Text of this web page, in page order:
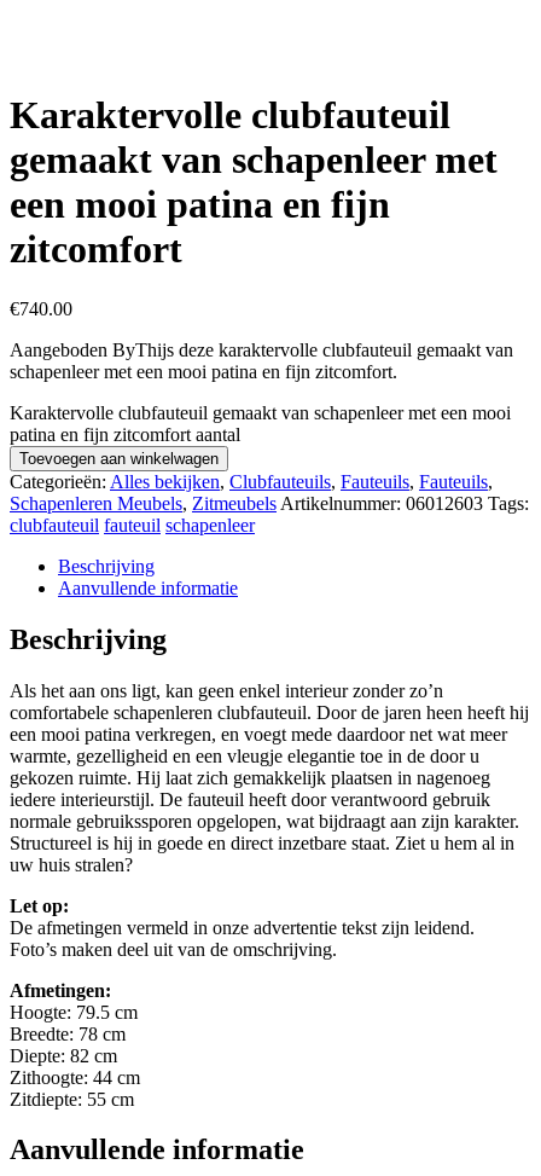
Karaktervolle clubfauteuil
gemaakt van schapenleer met
een mooi patina en fijn
zitcomfort
€740.00
Aangeboden ByThijs deze karaktervolle clubfauteuil gemaakt van
schapenleer met een mooi patina en fijn zitcomfort.
Karaktervolle clubfauteuil gemaakt van schapenleer met een mooi
patina en fijn zitcomfort aantal
Toevoegen aan winkelwagen
Categorieën: Alles bekijken, Clubfauteuils, Fauteuils, Fauteuils,
Schapenleren Meubels, Zitmeubels Artikelnummer: 06012603 Tags:
clubfauteuil fauteuil schapenleer
Beschrijving
Aanvullende informatie
Beschrijving
Als het aan ons ligt, kan geen enkel interieur zonder zo’n
comfortabele schapenleren clubfauteuil. Door de jaren heen heeft hij
een mooi patina verkregen, en voegt mede daardoor net wat meer
warmte, gezelligheid en een vleugje elegantie toe in de door u
gekozen ruimte. Hij laat zich gemakkelijk plaatsen in nagenoeg
iedere interieurstijl. De fauteuil heeft door verantwoord gebruik
normale gebruikssporen opgelopen, wat bijdraagt aan zijn karakter.
Structureel is hij in goede en direct inzetbare staat. Ziet u hem al in
uw huis stralen?
Let op:
De afmetingen vermeld in onze advertentie tekst zijn leidend.
Foto’s maken deel uit van de omschrijving.
Afmetingen:
Hoogte: 79.5 cm
Breedte: 78 cm
Diepte: 82 cm
Zithoogte: 44 cm
Zitdiepte: 55 cm
Aanvullende informatie